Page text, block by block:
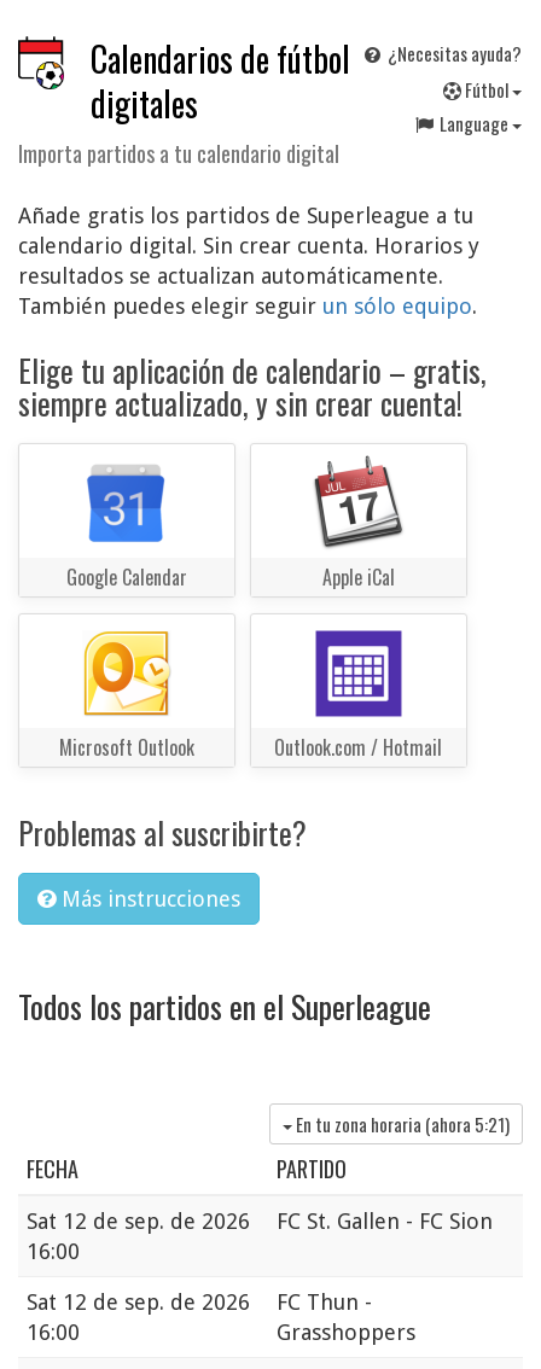
Calendarios de fútbol
digitales
Importa partidos a tu calendario digital
¿Necesitas ayuda?
Fútbol
Language
Añade gratis los partidos de Superleague a tu
calendario digital. Sin crear cuenta. Horarios y
resultados se actualizan automáticamente.
También puedes elegir seguir un sólo equipo.
Elige tu aplicación de calendario – gratis,
siempre actualizado, y sin crear cuenta!
Google Calendar Apple iCal
Microsoft Outlook Outlook.com / Hotmail
Problemas al suscribirte?
Más instrucciones
Todos los partidos en el Superleague
En tu zona horaria (ahora 5:21)
FECHA PARTIDO
Sat 12 de sep. de 2026
16:00
FC St. Gallen - FC Sion
Sat 12 de sep. de 2026
16:00
FC Thun -
Grasshoppers